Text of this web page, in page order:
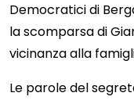
Democratici di
la scomparsa di
vicinanza alla
Le parole del